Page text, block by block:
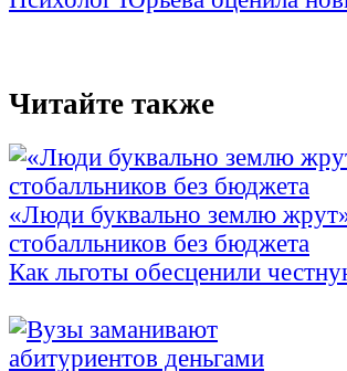
Читайте также
«Люди буквально землю
стобалльников без бюджета
Как льготы обесценили